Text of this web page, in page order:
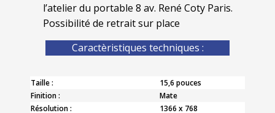
l’atelier du portable 8 av. René Coty Paris.
Possibilité de retrait sur place
Caractèristiques techniques :
Taille :
15,6 pouces
Finition :
Mate
Résolution :
1366 x 768